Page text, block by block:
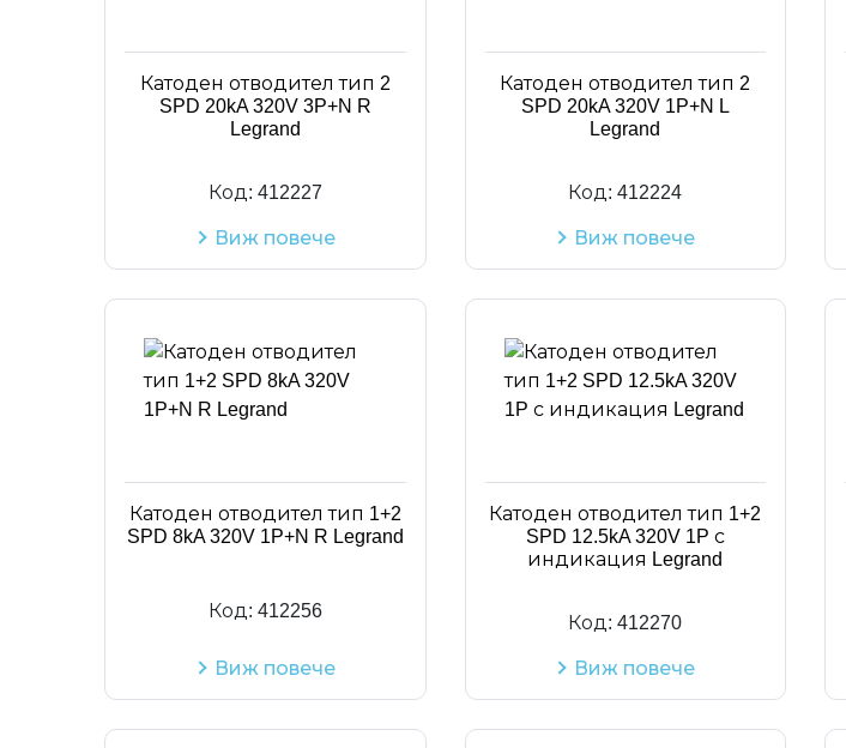
Катоден отводител тип 2
SPD 20kA 320V 3P+N R
Legrand
Код: 412227
Виж повече
Катоден отводител тип 2
SPD 20kA 320V 1P+N L
Legrand
Код:412224
Виж повече
Катоден отводител тип 1+2
SPD 8kA 320V 1P+N R Legrand
Код: 412256
Виж повече
Катоден отводител тип 1+2
SPD 12.5kA 320V 1P с
индикация Legrand
Код:412270
Виж повече